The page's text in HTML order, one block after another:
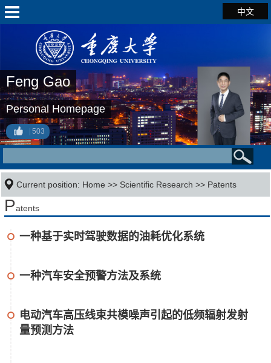
中文
Feng Gao
Personal Homepage
503
Current position: Home >> Scientific Research >> Patents
Patents
一种基于实时驾驶数据的油耗优化系统
一种汽车安全预警方法及系统
电动汽车高压线束共模噪声引起的低频辐射发射
量预测方法